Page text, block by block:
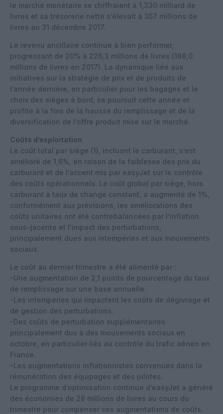
le marché monétaire se chiffraient à 1,330 milliard de
livres et sa trésorerie nette s’élevait à 357 millions de
livres au 31 décembre 2017.
Le revenu ancillaire continue à bien performer,
progressant de 20% à 226,3 millions de livres (188,0
millions de livres en 2017). La dynamique liée aux
initiatives sur la stratégie de prix et de produits de
l’année dernière, en particulier pour les bagages et le
choix des sièges à bord, se poursuit cette année et
profite à la fois de la hausse du remplissage et de la
diversification de l’offre produit mise sur le marché.
Coûts d’exploitation
Le coût total par siège (1), incluant le carburant, s’est
amélioré de 1,6%, en raison de la faiblesse des prix du
carburant et de l’accent mis par easyJet sur le contrôle
des coûts opérationnels. Le coût global par siège, hors
carburant à taux de change constant, a augmenté de 1%,
conformément aux prévisions, les améliorations des
coûts unitaires ont été contrebalancées par l’inflation
sous-jacente et l’impact des perturbations,
principalement dues aux intempéries et aux mouvements
sociaux.
Le coût au dernier trimestre a été alimenté par :
-Une augmentation de 2,1 points de pourcentage du taux
de remplissage sur une base annuelle.
-Les intempéries qui impactent les coûts de dégivrage et
de gestion des perturbations.
-Des coûts de perturbation supplémentaires
principalement dus à des mouvements sociaux en
octobre, en particulier liés au contrôle du trafic aérien en
France.
-Les augmentations inflationnistes convenues dans la
rémunération des équipages et des pilotes.
Le programme d’optimisation continue d’easyJet a généré
des économies de 28 millions de livres au cours du
trimestre pour compenser ces augmentations de coûts.